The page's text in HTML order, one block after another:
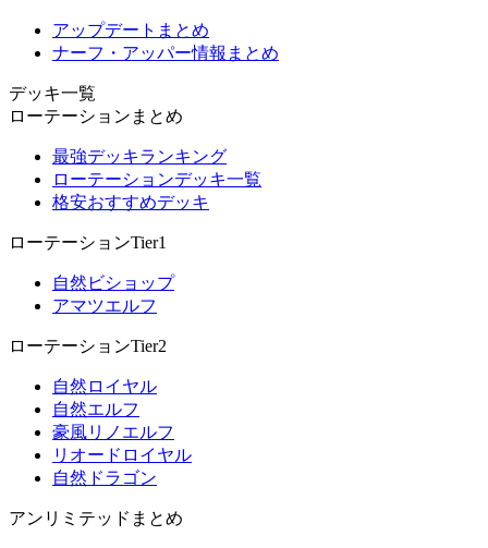
アップデートまとめ
ナーフ・アッパー情報まとめ
デッキ一覧
ローテーションまとめ
最強デッキランキング
ローテーションデッキ一覧
格安おすすめデッキ
ローテーションTier1
自然ビショップ
アマツエルフ
ローテーションTier2
自然ロイヤル
自然エルフ
豪風リノエルフ
リオードロイヤル
自然ドラゴン
アンリミテッドまとめ